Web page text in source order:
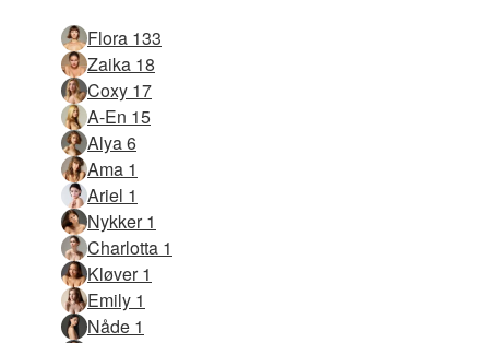
Flora 133
Zaika 18
Coxy 17
A-En 15
Alya 6
Ama 1
Ariel 1
Nykker 1
Charlotta 1
Kløver 1
Emily 1
Nåde 1